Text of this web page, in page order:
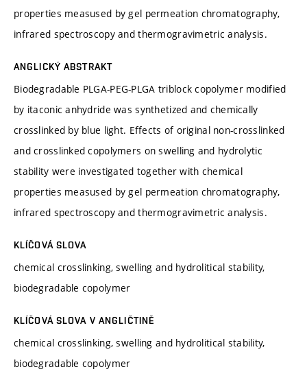
properties measused by gel permeation chromatography,
infrared spectroscopy and thermogravimetric analysis.
ANGLICKÝ ABSTRAKT
Biodegradable PLGA-PEG-PLGA triblock copolymer modified
by itaconic anhydride was synthetized and chemically
crosslinked by blue light. Effects of original non-crosslinked
and crosslinked copolymers on swelling and hydrolytic
stability were investigated together with chemical
properties measused by gel permeation chromatography,
infrared spectroscopy and thermogravimetric analysis.
KLÍČOVÁ SLOVA
chemical crosslinking, swelling and hydrolitical stability,
biodegradable copolymer
KLÍČOVÁ SLOVA V ANGLIČTINĚ
chemical crosslinking, swelling and hydrolitical stability,
biodegradable copolymer